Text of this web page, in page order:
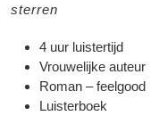
sterren
4 uur luistertijd
Vrouwelijke auteur
Roman – feelgood
Luisterboek